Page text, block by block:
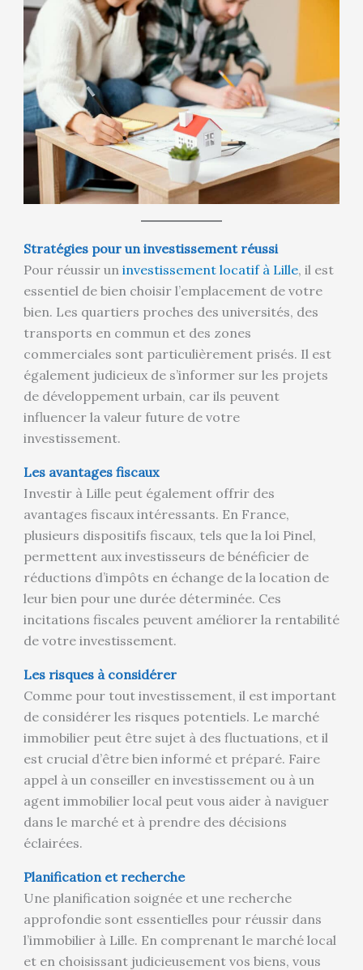
Stratégies pour un investissement réussi
Pour réussir un investissement locatif à Lille, il est
essentiel de bien choisir l’emplacement de votre
bien. Les quartiers proches des universités, des
transports en commun et des zones
commerciales sont particulièrement prisés. Il est
également judicieux de s’informer sur les projets
de développement urbain, car ils peuvent
influencer la valeur future de votre
investissement.
Les avantages fiscaux
Investir à Lille peut également offrir des
avantages fiscaux intéressants. En France,
plusieurs dispositifs fiscaux, tels que la loi Pinel,
permettent aux investisseurs de bénéficier de
réductions d’impôts en échange de la location de
leur bien pour une durée déterminée. Ces
incitations fiscales peuvent améliorer la rentabilité
de votre investissement.
Les risques à considérer
Comme pour tout investissement, il est important
de considérer les risques potentiels. Le marché
immobilier peut être sujet à des fluctuations, et il
est crucial d’être bien informé et préparé. Faire
appel à un conseiller en investissement ou à un
agent immobilier local peut vous aider à naviguer
dans le marché et à prendre des décisions
éclairées.
Planification et recherche
Une planification soignée et une recherche
approfondie sont essentielles pour réussir dans
l’immobilier à Lille. En comprenant le marché local
et en choisissant judicieusement vos biens, vous